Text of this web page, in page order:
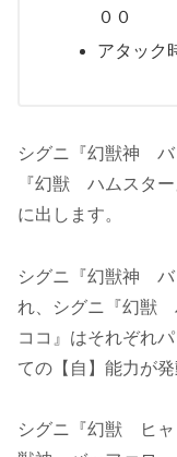
００
アタック
シグニ『幻獣神 バ
『幻獣 ハムスタ
に出します。
シグニ『幻獣神 バ
れ、シグニ『幻獣
ココ』はそれぞれ
ての【自】能力が発
シグニ『幻獣 ヒャ